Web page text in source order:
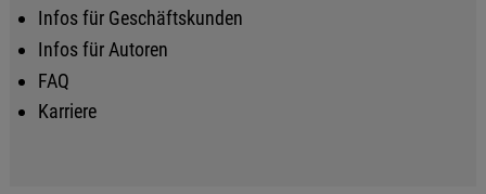
Infos für Geschäftskunden
Infos für Autoren
FAQ
Karriere